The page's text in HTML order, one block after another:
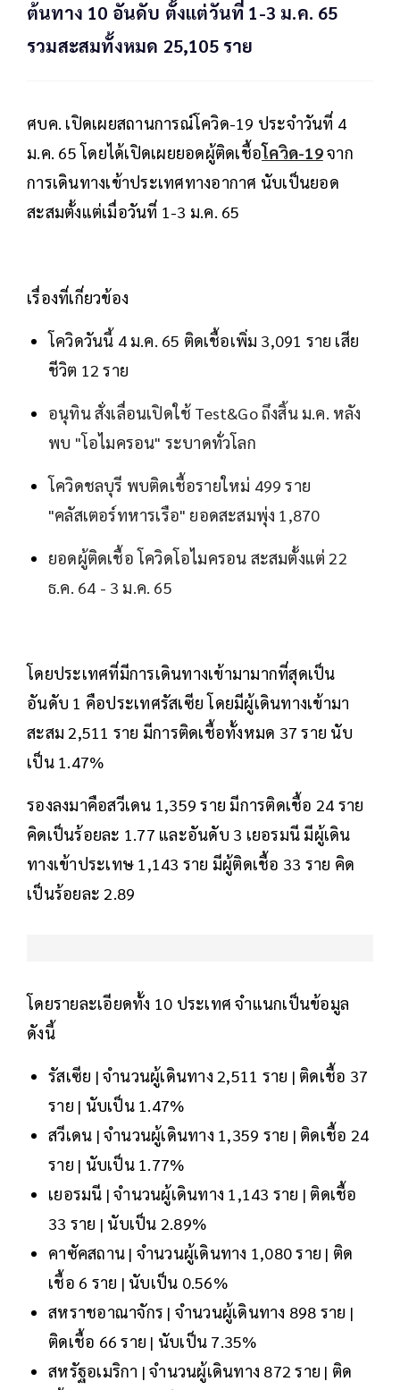
ต้นทาง 10 อันดับ ตั้งแต่วันที่ 1-3 ม.ค. 65
รวมสะสมทั้งหมด 25,105 ราย
ศบค. เปิดเผยสถานการณ์โควิด-19 ประจำวันที่ 4
ม.ค. 65 โดยได้เปิดเผยยอดผู้ติดเชื้อโควิด-19จาก
การเดินทางเข้าประเทศทางอากาศ นับเป็นยอด
สะสมตั้งแต่เมื่อวันที่ 1-3 ม.ค. 65
เรื่องที่เกี่ยวข้อง
โควิดวันนี้ 4 ม.ค. 65 ติดเชื้อเพิ่ม 3,091 ราย เสีย
ชีวิต 12 ราย
อนุทิน สั่งเลื่อนเปิดใช้ Test&Go ถึงสิ้น ม.ค. หลัง
พบ "โอไมครอน" ระบาดทั่วโลก
โควิดชลบุรี พบติดเชื้อรายใหม่ 499 ราย
"คลัสเตอร์ทหารเรือ" ยอดสะสมพุ่ง 1,870
ยอดผู้ติดเชื้อ โควิดโอไมครอน สะสมตั้งแต่ 22
ธ.ค. 64 - 3 ม.ค. 65
โดยประเทศที่มีการเดินทางเข้ามามากที่สุดเป็น
อันดับ 1 คือประเทศรัสเซีย โดยมีผู้เดินทางเข้ามา
สะสม 2,511 ราย มีการติดเชื้อทั้งหมด 37 ราย นับ
เป็น 1.47%
รองลงมาคือสวีเดน 1,359 ราย มีการติดเชื้อ 24 ราย
คิดเป็นร้อยละ 1.77 และอันดับ 3 เยอรมนี มีผู้เดิน
ทางเข้าประเทษ 1,143 ราย มีผู้ติดเชื้อ 33 ราย คิด
เป็นร้อยละ 2.89
โดยรายละเอียดทั้ง 10 ประเทศ จำแนกเป็นข้อมูล
ดังนี้
รัสเซีย | จำนวนผู้เดินทาง 2,511 ราย | ติดเชื้อ 37
ราย | นับเป็น 1.47%
สวีเดน | จำนวนผู้เดินทาง 1,359 ราย | ติดเชื้อ 24
ราย | นับเป็น 1.77%
เยอรมนี | จำนวนผู้เดินทาง 1,143 ราย | ติดเชื้อ
33 ราย | นับเป็น 2.89%
คาซัคสถาน | จำนวนผู้เดินทาง 1,080 ราย | ติด
เชื้อ 6 ราย | นับเป็น 0.56%
สหราชอาณาจักร | จำนวนผู้เดินทาง 898 ราย |
ติดเชื้อ 66 ราย | นับเป็น 7.35%
สหรัฐอเมริกา | จำนวนผู้เดินทาง 872 ราย | ติด